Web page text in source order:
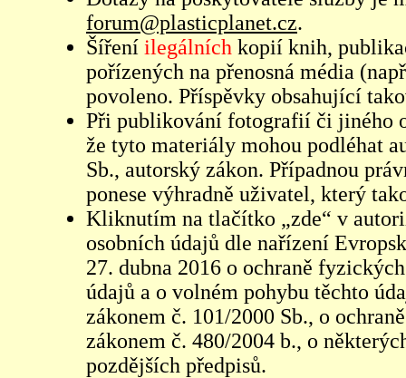
forum@plasticplanet.cz.
Šíření ilegálních kopií knih,
pořízených na přenosná média
povoleno. Příspěvky obsahující
Při publikování fotografií či jiného
že tyto materiály mohou podléhat
Sb., autorský zákon. Případnou
ponese výhradně uživatel, který
Kliknutím na tlačítko „zde“ v
osobních údajů dle nařízení
27. dubna 2016 o ochraně
údajů a o volném pohybu těchto
zákonem č. 101/2000 Sb., o
zákonem č. 480/2004 b., o
pozdějších předpisů.